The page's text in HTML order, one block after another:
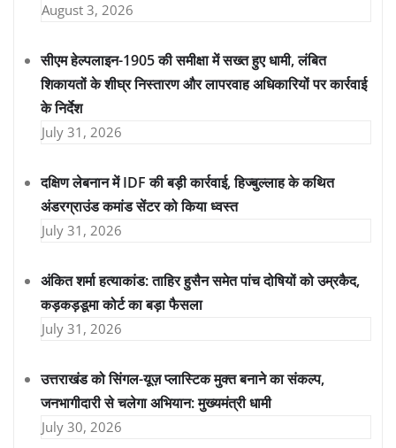
August 3, 2026
सीएम हेल्पलाइन-1905 की समीक्षा में सख्त हुए धामी, लंबित
शिकायतों के शीघ्र निस्तारण और लापरवाह अधिकारियों पर कार्रवाई
के निर्देश
July 31, 2026
दक्षिण लेबनान में IDF की बड़ी कार्रवाई, हिज्बुल्लाह के कथित
अंडरग्राउंड कमांड सेंटर को किया ध्वस्त
July 31, 2026
अंकित शर्मा हत्याकांड: ताहिर हुसैन समेत पांच दोषियों को उम्रकैद,
कड़कड़डूमा कोर्ट का बड़ा फैसला
July 31, 2026
उत्तराखंड को सिंगल-यूज़ प्लास्टिक मुक्त बनाने का संकल्प,
जनभागीदारी से चलेगा अभियान: मुख्यमंत्री धामी
July 30, 2026